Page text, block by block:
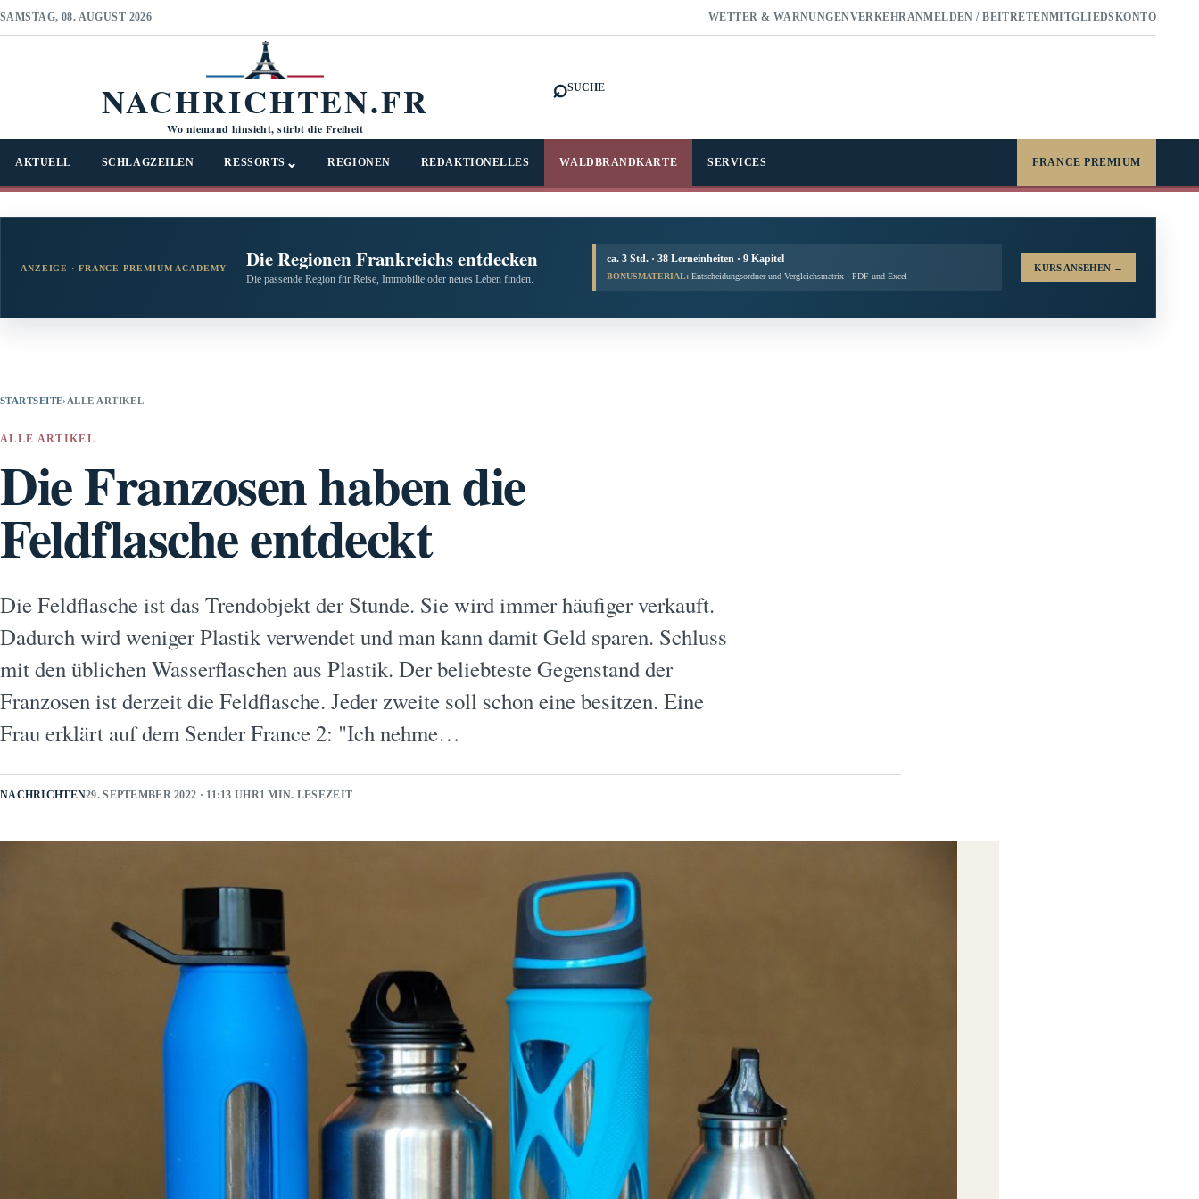
SAMSTAG, 08. AUGUST 2026 WETTER & WARNUNGENVERKEHRANMELDEN / BEITRETENMITGLIEDSKONTO
NACHRICHTEN.FR
Wo niemand hinsieht, stirbt die Freiheit
⌕SUCHE
AKTUELL SCHLAGZEILEN RESSORTS ⌄ REGIONEN REDAKTIONELLES WALDBRANDKARTE SERVICES FRANCE PREMIUM
ANZEIGE · FRANCE PREMIUM ACADEMY Die Regionen Frankreichs entdecken
Die passende Region für Reise, Immobilie oder neues Leben finden.
ca. 3 Std. · 38 Lerneinheiten · 9 Kapitel
BONUSMATERIAL: Entscheidungsordner und Vergleichsmatrix · PDF und Excel
KURS ANSEHEN →
STARTSEITE› ALLE ARTIKEL
ALLE ARTIKEL
Die Franzosen haben die
Feldflasche entdeckt
Die Feldflasche ist das Trendobjekt der Stunde. Sie wird immer häufiger verkauft.
Dadurch wird weniger Plastik verwendet und man kann damit Geld sparen. Schluss
mit den üblichen Wasserflaschen aus Plastik. Der beliebteste Gegenstand der
Franzosen ist derzeit die Feldflasche. Jeder zweite soll schon eine besitzen. Eine
Frau erklärt auf dem Sender France 2: "Ich nehme…
NACHRICHTEN29. SEPTEMBER 2022 · 11:13 UHR1 MIN. LESEZEIT